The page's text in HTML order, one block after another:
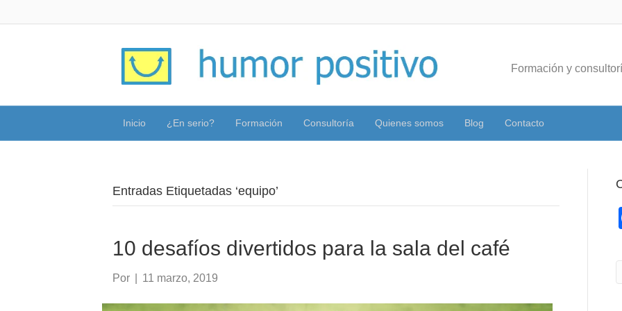
Formación y
Inicio ¿En serio? Formación Consultoría Quienes somos Blog Contacto
Entradas Etiquetadas ‘equipo’
10 desafíos divertidos para la sala del café
Por 11 marzo, 2019